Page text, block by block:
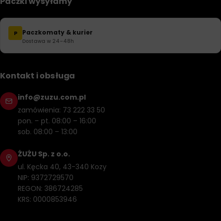
P Paczkomaty & kurier
Dostawa w 24–48h
Kontakt i obsługa
info@zuzu.com.pl
zamówienia: 73 222 33 50
pon. – pt. 08:00 – 16:00
sob. 08:00 – 13:00
ŻUŻU Sp. z o.o.
ul. Kęcka 40, 43-340 Kozy
NIP: 9372729570
REGON: 386724285
KRS: 0000853946